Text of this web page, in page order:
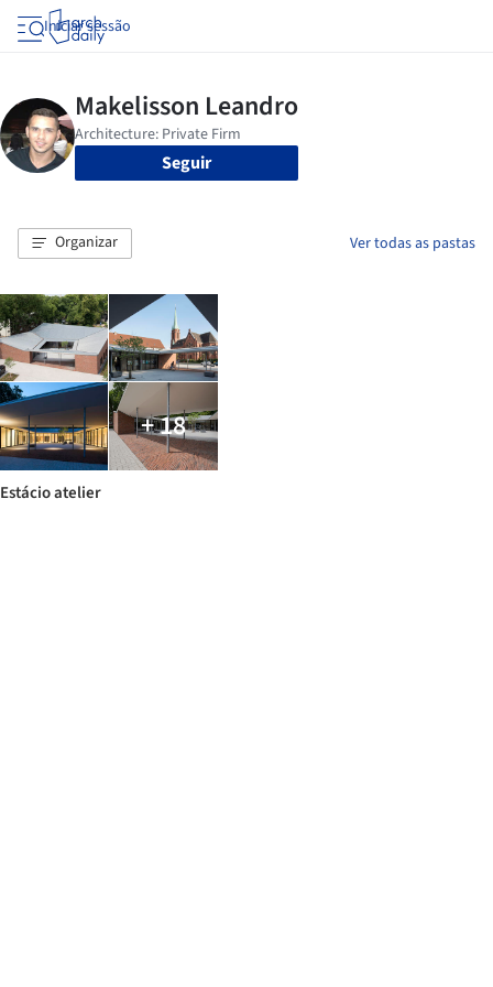
Iniciar sessão
Seguir
Organizar Ver todas as pastas
+ 18
Estácio atelier